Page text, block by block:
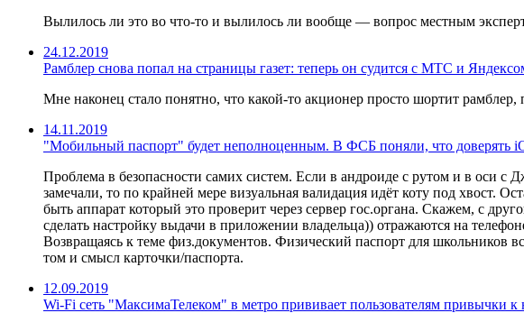
Вылилось ли это во что-то и вылилось ли вообще — вопрос местным
24.12.2019
Рамблер снова попал на страницы газет: теперь он судится с МТС и
Мне наконец стало понятно, что какой-то акционер просто шортит рамблер,
14.11.2019
"Мобильный паспорт" будет неполноценным. В ФСБ поняли, что доверять
Проблема в безопасности самих систем. Если в андроиде с рутом и в оси
замечали, то по крайней мере визуальная валидация идёт коту под хвост.
быть аппарат который это проверит через сервер гос.органа. Скажем, с
сделать настройку выдачи в приложении владельца)) отражаются на
Возвращаясь к теме физ.документов. Физический паспорт для школьников
том и смысл карточки/паспорта.
12.09.2019
Wi-Fi сеть "МаксимаТелеком" в метро прививает пользователям привычки к